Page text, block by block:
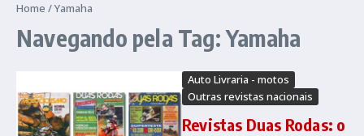
Home /Yamaha
Navegando pela Tag: Yamaha
Auto Livraria - motos
Outras revistas nacionais
Revistas Duas Rodas: o